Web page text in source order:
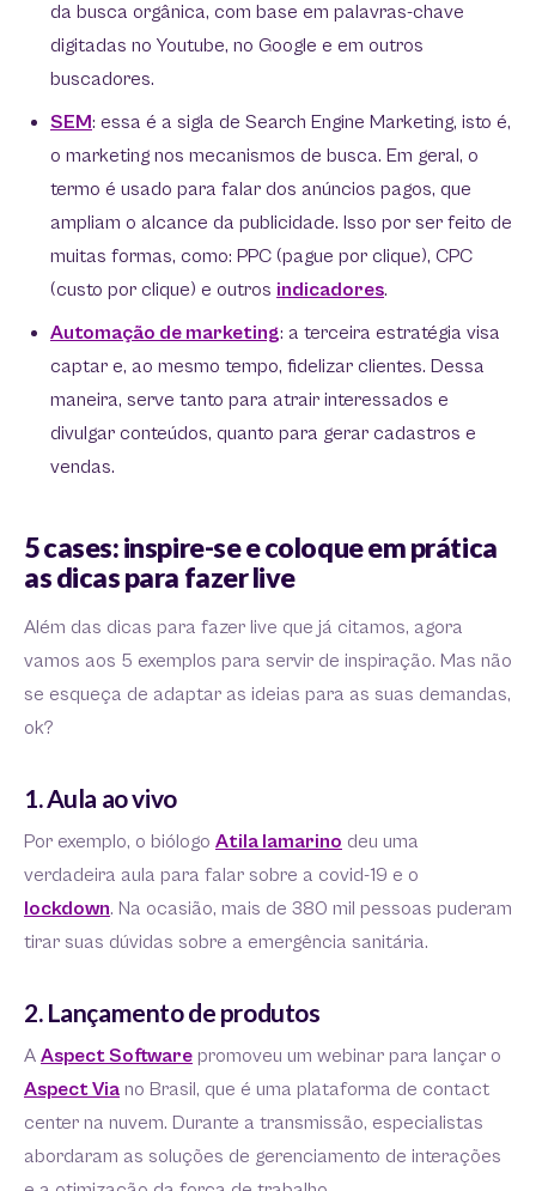
da busca orgânica, com base em palavras-chave
digitadas no Youtube, no Google e em outros
buscadores.
SEM: essa é a sigla de Search Engine Marketing, isto é,
o marketing nos mecanismos de busca. Em geral, o
termo é usado para falar dos anúncios pagos, que
ampliam o alcance da publicidade. Isso por ser feito de
muitas formas, como: PPC (pague por clique), CPC
(custo por clique) e outros indicadores.
Automação de marketing: a terceira estratégia visa
captar e, ao mesmo tempo, fidelizar clientes. Dessa
maneira, serve tanto para atrair interessados e
divulgar conteúdos, quanto para gerar cadastros e
vendas.
5 cases: inspire-se e coloque em prática
as dicas para fazer live
Além das dicas para fazer live que já citamos, agora
vamos aos 5 exemplos para servir de inspiração. Mas não
se esqueça de adaptar as ideias para as suas demandas,
ok?
1. Aula ao vivo
Por exemplo, o biólogo Atila Iamarino deu uma
verdadeira aula para falar sobre a covid-19 e o
lockdown. Na ocasião, mais de 380 mil pessoas puderam
tirar suas dúvidas sobre a emergência sanitária.
2. Lançamento de produtos
A Aspect Software promoveu um webinar para lançar o
Aspect Via no Brasil, que é uma plataforma de contact
center na nuvem. Durante a transmissão, especialistas
abordaram as soluções de gerenciamento de interações